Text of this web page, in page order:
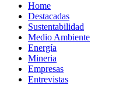
Home
Destacadas
Sustentabilidad
Medio Ambiente
Energía
Mineria
Empresas
Entrevistas